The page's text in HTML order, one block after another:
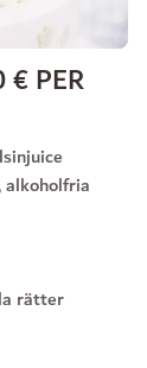
PER
rätter